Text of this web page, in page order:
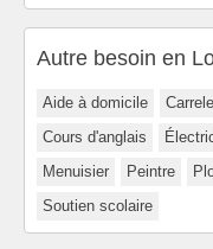
Autre besoin en
Aide à domicile
Cours d'anglais
Menuisier
Peintre
Soutien scolaire